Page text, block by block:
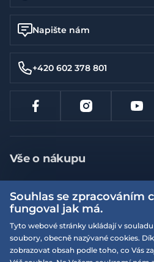
Napište nám
+420 602 378 801
Vše o nákupu
Jak nakupovat
Nejčastější dotazy
Doprava a platba
Vrácení a výměna zboží
Více informací
Obchodní podmínky
Podmínky EQS
Naše prodejny
Souhlas se zpracováním
fungoval jak má.
Tyto webové stránky ukládají v souladu
soubory, obecně nazývané cookies.
zobrazovat obsah podle toho, co Vás